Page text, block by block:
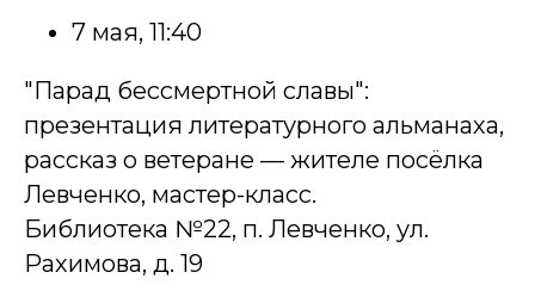
7 мая, 11:40
"Парад бессмертной славы":
презентация литературного альманаха,
рассказ о ветеране — жителе посёлка
Левченко, мастер-класс.
Библиотека №22, п. Левченко, ул.
Рахимова, д. 19